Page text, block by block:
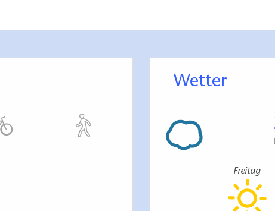
Wetter
Freitag